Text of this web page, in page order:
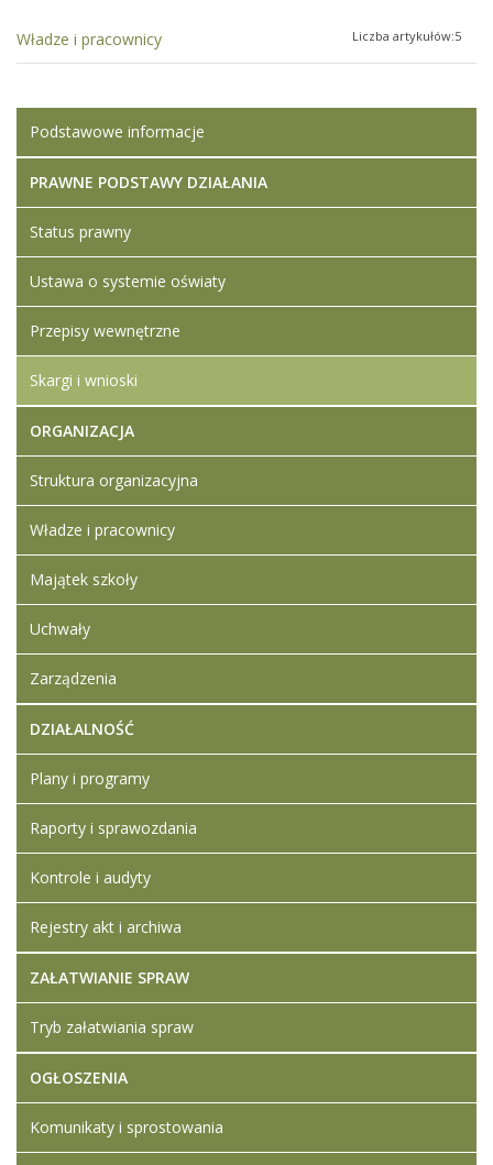
Władze i pracownicy Liczba artykułów:5
Podstawowe informacje
PRAWNE PODSTAWY DZIAŁANIA
Status prawny
Ustawa o systemie oświaty
Przepisy wewnętrzne
Skargi i wnioski
ORGANIZACJA
Struktura organizacyjna
Władze i pracownicy
Majątek szkoły
Uchwały
Zarządzenia
DZIAŁALNOŚĆ
Plany i programy
Raporty i sprawozdania
Kontrole i audyty
Rejestry akt i archiwa
ZAŁATWIANIE SPRAW
Tryb załatwiania spraw
OGŁOSZENIA
Komunikaty i sprostowania